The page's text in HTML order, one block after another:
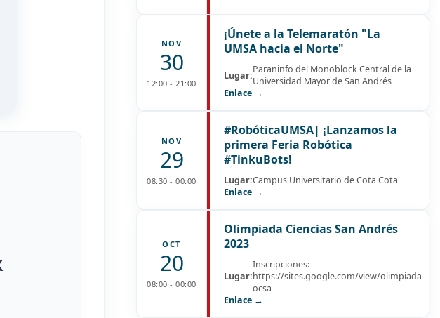
NOV
30
12:00 - 21:00
¡Únete a la Telemaratón "La
UMSA hacia el Norte"
Lugar:Paraninfo del Monoblock Central de la
Universidad Mayor de San Andrés
Enlace →
NOV
29
08:30 - 00:00
#RobóticaUMSA| ¡Lanzamos la
primera Feria Robótica
#TinkuBots!
Lugar:Campus Universitario de Cota Cota
Enlace →
OCT
20
08:00 - 00:00
Olimpiada Ciencias San Andrés
2023
Lugar:
Inscripciones:
https://sites.google.com/view/olimpiada-
ocsa
Enlace →